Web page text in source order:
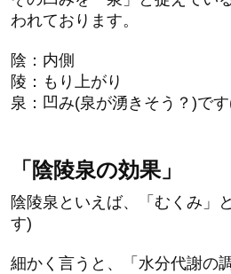
われております。
陰：内側
陵：もり上がり
泉：凹み(泉が湧きそう？)で
「陰陵泉の効果」
陰陵泉といえば、「むくみ」
す)
細かく言うと、「水分代謝の